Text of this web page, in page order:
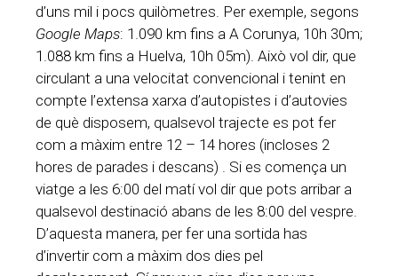
d’uns mil i pocs quilòmetres. Per exemple, segons
Google Maps: 1.090 km fins a A Corunya, 10h 30m;
1.088 km fins a Huelva, 10h 05m). Això vol dir, que
circulant a una velocitat convencional i tenint en
compte l’extensa xarxa d’autopistes i d’autovies
de què disposem, qualsevol trajecte es pot fer
com a màxim entre 12 – 14 hores (incloses 2
hores de parades i descans) . Si es comença un
viatge a les 6:00 del matí vol dir que pots arribar a
qualsevol destinació abans de les 8:00 del vespre.
D’aquesta manera, per fer una sortida has
d’invertir com a màxim dos dies pel